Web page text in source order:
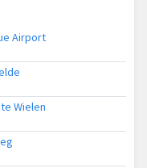
Airport
Wielen